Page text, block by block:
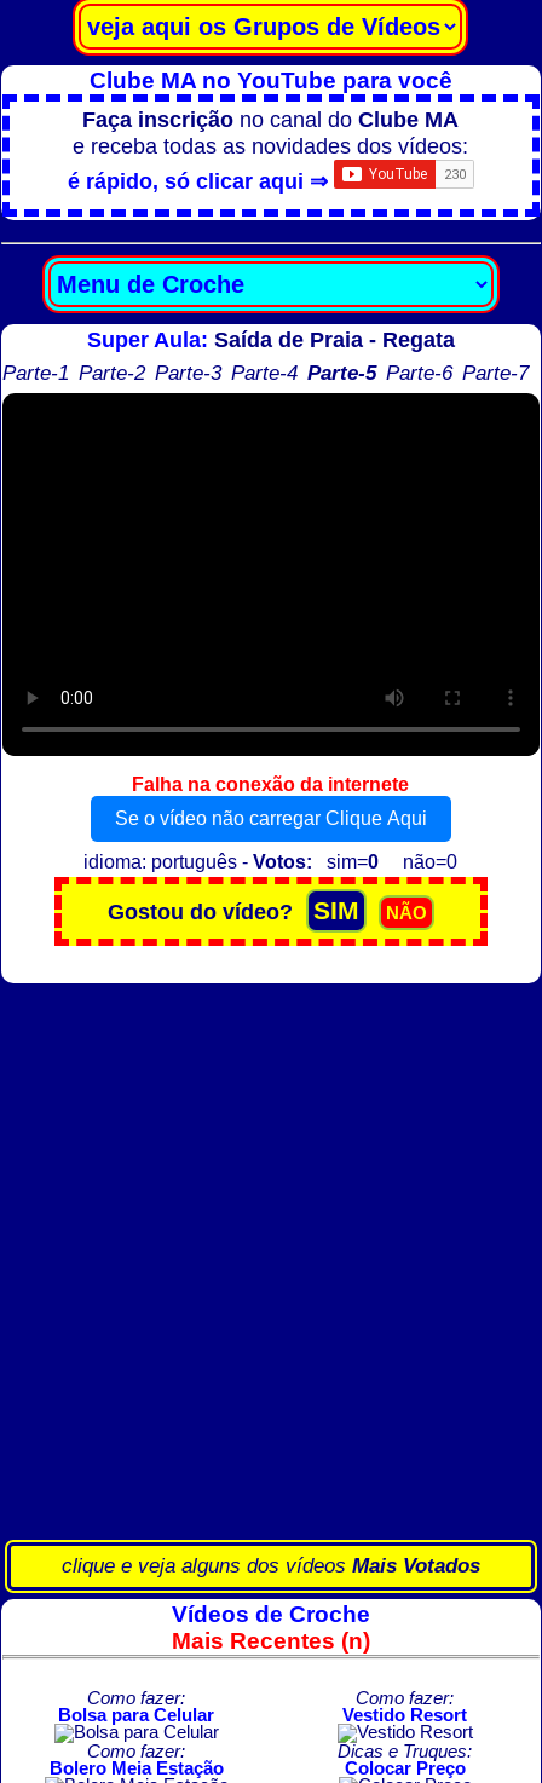
Clube MA no YouTube para você
Faça inscrição no canal doClube MA
e receba todas as novidades dos vídeos:
é rápido, só clicar aqui ⇒
Super Aula: Saída de Praia - Regata
Parte-1 Parte-2 Parte-3 Parte-4 Parte-5 Parte-6 Parte-7
Falha na conexão da internete
Se o vídeo não carregar Clique Aqui
idioma: português -Votos: sim=0 não=0
clique e veja alguns dos vídeos Mais Votados
Vídeos de Croche
Mais Recentes (n)
Como fazer:
Bolsa para Celular
Como fazer:
Vestido Resort
Como fazer:
Bolero Meia Estação
Dicas e Truques:
Colocar Preço